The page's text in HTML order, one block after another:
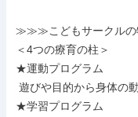
≫≫≫こどもサークル
＜4つの療育の柱＞
★運動プログラム
★学習プログラム